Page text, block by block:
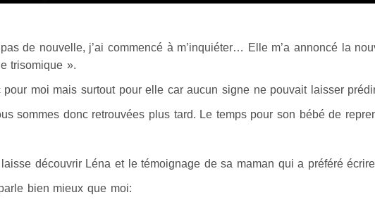
pas de nouvelle, j’ai commencé à m’inquiéter… Elle m’a annoncé la
trisomique ».
pour moi mais surtout pour elle car aucun signe ne pouvait laisser
sommes donc retrouvées plus tard. Le temps pour son bébé de
découvrir Léna et le témoignage de sa maman qui a préféré
bien mieux que moi: